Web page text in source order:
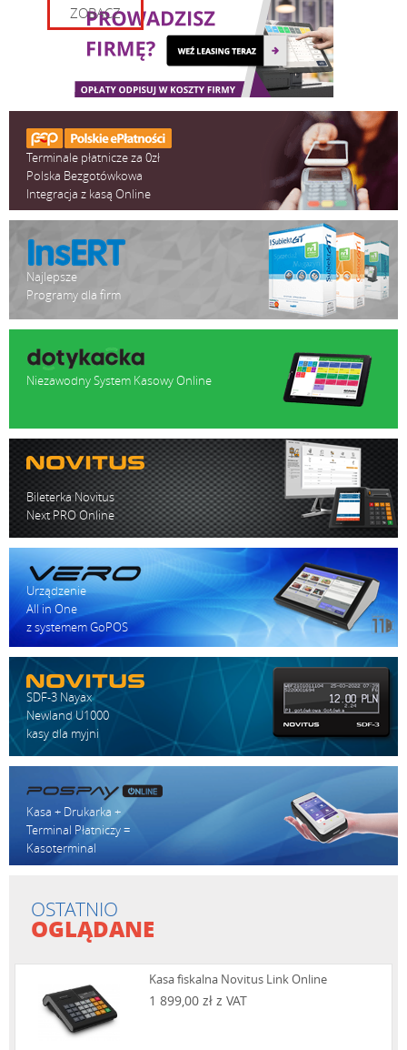
Rodzaj: alfanumeryczna, switchowa
Liczba klawiszy: 20 + 8 funkcyjnych / szybkiej sprzedaży
Klawisze szybkiej sprzedaży: 16 (8 w dwóch poziomach) + 10 w
trybie "szybka sprzedaż"
Klient: graficzny, podświetlany, czarno-biały, LCD, 192 x 48
pikseli
Kasjer: graficzny, podświetlany, czarno-biały, LCD, 192 x 64
Złącza komunikacyjne: 1 x RS232, 3 x USB host (A), 1 x LAN
(Ethernet)
Współpraca z urządzeniami: CRK, Komputer, Czytnik kodów
kreskowych (skaner), Waga elektroniczna, Terminal płatniczy
(EFT), PIN PAD programowalny (EFT), Drukarka zamówień,
Monitoring (monitor wydruku), klawiatura USB, pendrive
Z sieci: 230V / 12V / 2A
Awaryjne: 6V, 1,3Ah
Szerokość/wysokość/głębokość: 195 x 67 x 216 mm
Waga: 1 kg
ZOBACZ
Terminale płatnicze za 0zł
Polska Bezgotówkowa
Integracja z kasą Online
Najlepsze
Programy dla firm
Niezawodny System Kasowy Online
Bileterka Novitus
Next PRO Online
Urządzenie
All in One
z systemem GoPOS
SDF-3 Nayax
Newland U1000
kasy dla myjni
Kasa + Drukarka +
Terminal Płatniczy =
Kasoterminal
OSTATNIO
OGLĄDANE
Kasa fiskalna Novitus Link Online
1 899,00 zł z VAT